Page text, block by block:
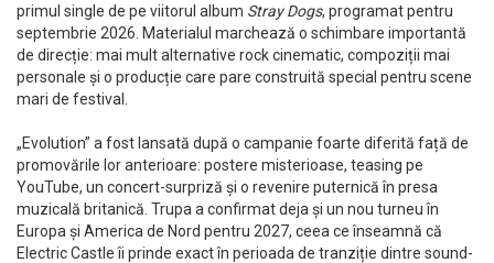
primul single de pe viitorul album Stray Dogs, programat pentru
septembrie 2026. Materialul marchează o schimbare importantă
de direcție: mai mult alternative rock cinematic, compoziții mai
personale și o producție care pare construită special pentru scene
mari de festival.
„Evolution” a fost lansată după o campanie foarte diferită față de
promovările lor anterioare: postere misterioase, teasing pe
YouTube, un concert-surpriză și o revenire puternică în presa
muzicală britanică. Trupa a confirmat deja și un nou turneu în
Europa și America de Nord pentru 2027, ceea ce înseamnă că
Electric Castle îi prinde exact în perioada de tranziție dintre sound-